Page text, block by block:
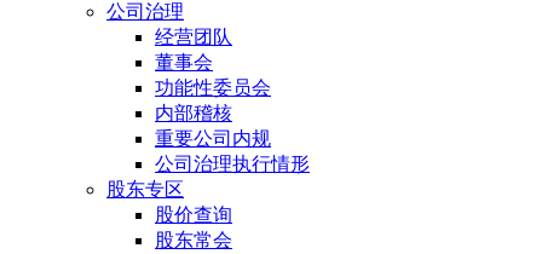
公司治理
经营团队
董事会
功能性委员会
内部稽核
重要公司内规
公司治理执行情形
股东专区
股价查询
股东常会